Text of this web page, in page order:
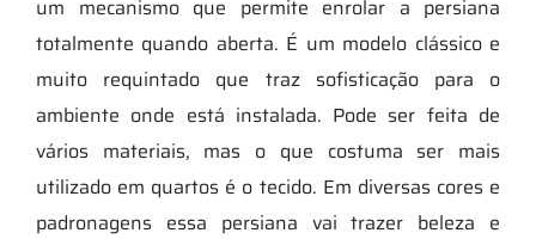
um mecanismo que permite enrolar a persiana
totalmente quando aberta. É um modelo clássico e
muito requintado que traz sofisticação para o
ambiente onde está instalada. Pode ser feita de
vários materiais, mas o que costuma ser mais
utilizado em quartos é o tecido. Em diversas cores e
padronagens essa persiana vai trazer beleza e